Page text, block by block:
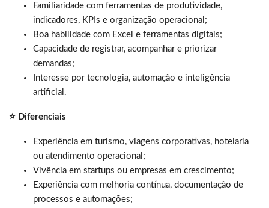
Familiaridade com ferramentas de produtividade,
indicadores, KPIs e organização operacional;
Boa habilidade com Excel e ferramentas digitais;
Capacidade de registrar, acompanhar e priorizar
demandas;
Interesse por tecnologia, automação e inteligência
artificial.
⭐ Diferenciais
Experiência em turismo, viagens corporativas, hotelaria
ou atendimento operacional;
Vivência em startups ou empresas em crescimento;
Experiência com melhoria contínua, documentação de
processos e automações;